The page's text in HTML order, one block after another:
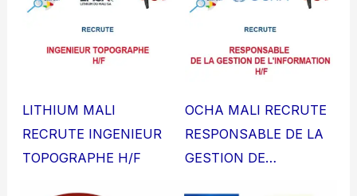
LITHIUM MALI
RECRUTE INGENIEUR
TOPOGRAPHE H/F
OCHA MALI RECRUTE
RESPONSABLE DE LA
GESTION DE…